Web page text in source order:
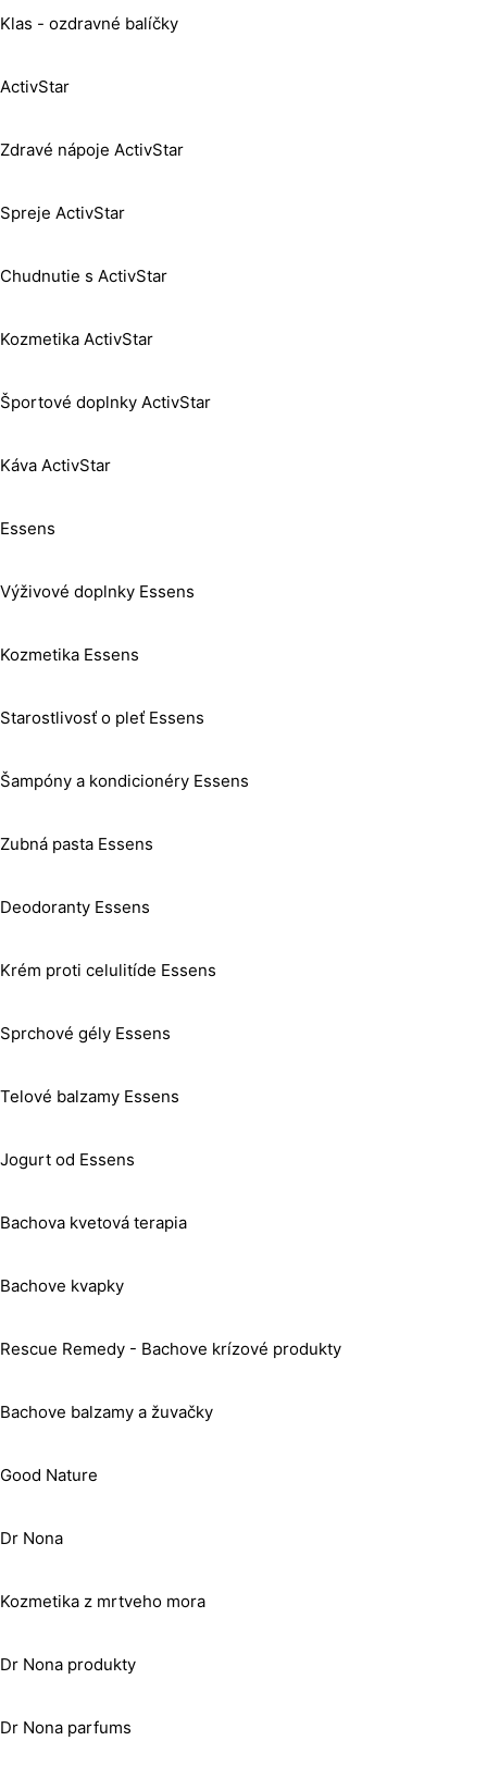
Klas - ozdravné balíčky
ActivStar
Zdravé nápoje ActivStar
Spreje ActivStar
Chudnutie s ActivStar
Kozmetika ActivStar
Športové doplnky ActivStar
Káva ActivStar
Essens
Výživové doplnky Essens
Kozmetika Essens
Starostlivosť o pleť Essens
Šampóny a kondicionéry Essens
Zubná pasta Essens
Deodoranty Essens
Krém proti celulitíde Essens
Sprchové gély Essens
Telové balzamy Essens
Jogurt od Essens
Bachova kvetová terapia
Bachove kvapky
Rescue Remedy - Bachove krízové produkty
Bachove balzamy a žuvačky
Good Nature
Dr Nona
Kozmetika z mrtveho mora
Dr Nona produkty
Dr Nona parfums